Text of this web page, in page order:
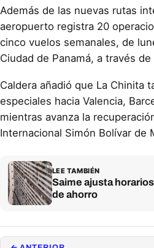
Además de las nuevas rutas
aeropuerto registra 20
cinco vuelos semanales, de
Ciudad de Panamá, a través
Caldera añadió que La Chinita
especiales hacia Valencia,
mientras avanza la
Internacional Simón Bolívar de
LEE TAMBIÉN
Saime ajusta
de ahorro